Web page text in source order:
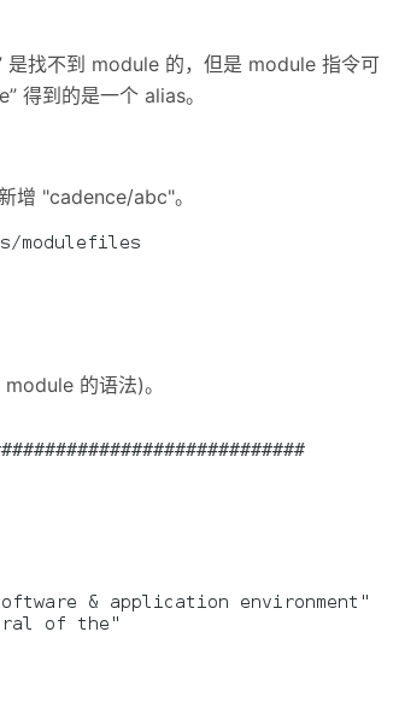
是找不到 module 的，但是 module 指令可
得到的是一个 alias。
增 "cadence/abc"。
的语法)。